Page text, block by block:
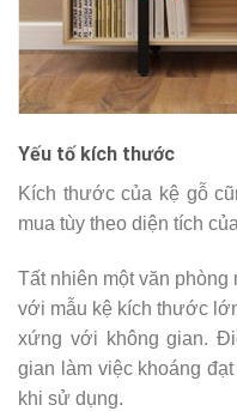
Yếu tố kích thước
Kích thước của kệ gỗ
mua tùy theo diện tích
Tất nhiên một văn
với mẫu kệ kích thước
xứng với không gian.
gian làm việc khoáng
khi sử dụng.